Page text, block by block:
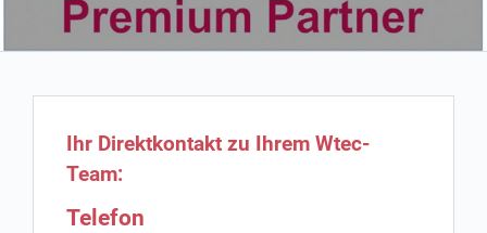
Ihr Direktkontakt zu Ihrem Wtec-
Team:
Telefon